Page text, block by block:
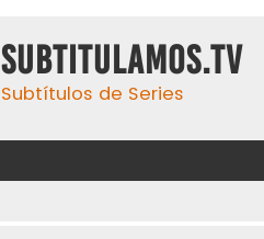
subtitulamos.tv
Subtítulos de Series